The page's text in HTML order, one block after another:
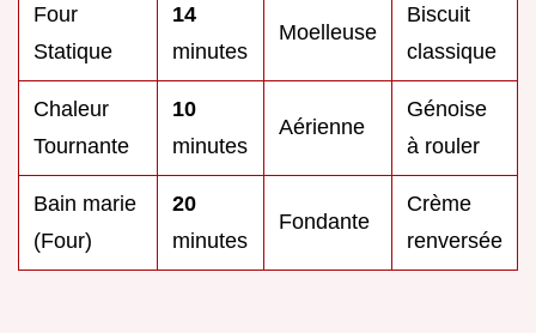
Four
Statique
14
minutes
Moelleuse
Biscuit
classique
Chaleur
Tournante
10
minutes
Aérienne
Génoise
à rouler
Bain marie
(Four)
20
minutes
Fondante
Crème
renversée